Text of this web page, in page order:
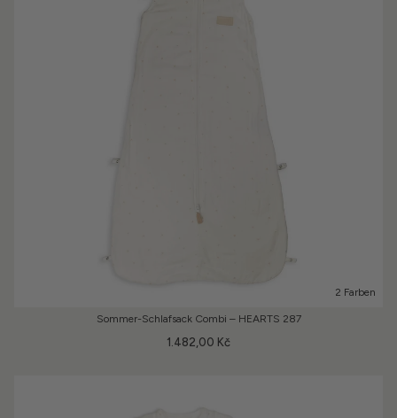
2 Farben
Sommer-Schlafsack Combi – HEARTS 287
1.482,00 Kč